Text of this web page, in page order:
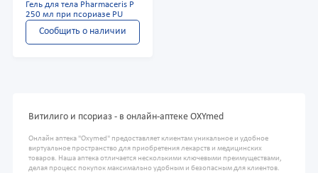
Гель для тела Pharmaceris P
250 мл при псориазе PU
Сообщить о наличии
Витилиго и псориаз - в онлайн-аптеке OXYmed
Онлайн аптека "Oxymed" предоставляет клиентам уникальное и удобное
виртуальное пространство для приобретения лекарств и медицинских
товаров. Наша аптека отличается несколькими ключевыми преимуществами,
делая процесс покупок максимально удобным и безопасным для клиентов.